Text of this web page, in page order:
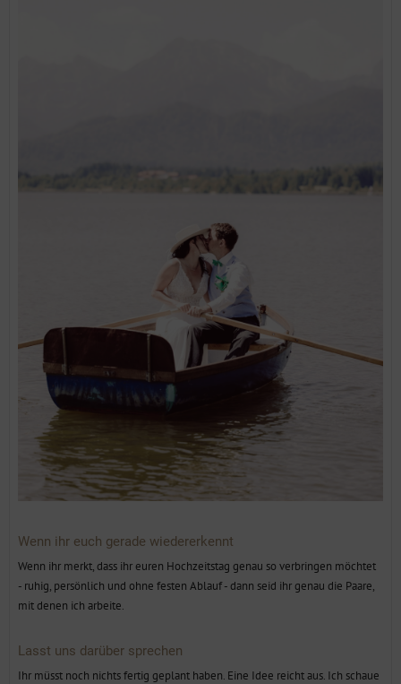
Wenn ihr euch gerade wiedererkennt
Wenn ihr merkt, dass ihr euren Hochzeitstag genau so verbringen möchtet
- ruhig, persönlich und ohne festen Ablauf - dann seid ihr genau die Paare,
mit denen ich arbeite.
Lasst uns darüber sprechen
Ihr müsst noch nichts fertig geplant haben. Eine Idee reicht aus. Ich schaue